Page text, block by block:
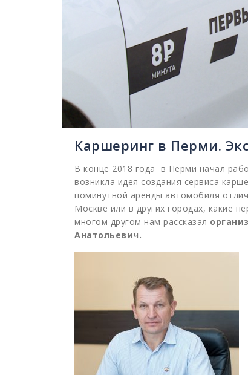
Каршеринг в Перми.
В конце 2018 года в Перми начал
возникла идея создания сервиса
поминутной аренды автомобиля
Москве или в других городах, какие
многом другом нам рассказал
Анатольевич.